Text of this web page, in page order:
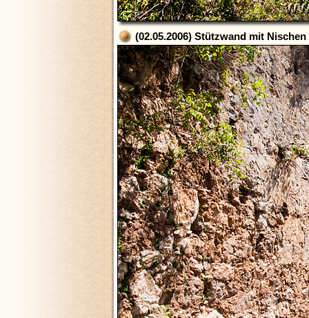
(02.05.2006) Stützwand mit